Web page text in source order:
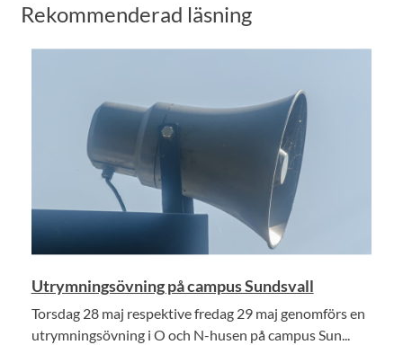
Rekommenderad läsning
Utrymningsövning på campus Sundsvall
Torsdag 28 maj respektive fredag 29 maj genomförs en
utrymningsövning i O och N-husen på campus Sun...